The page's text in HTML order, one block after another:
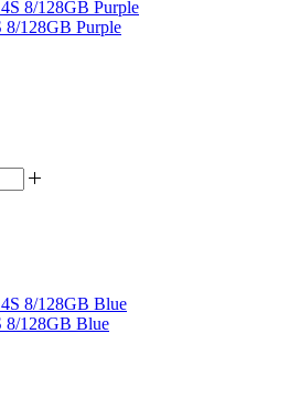
128GB Purple
8/128GB Blue